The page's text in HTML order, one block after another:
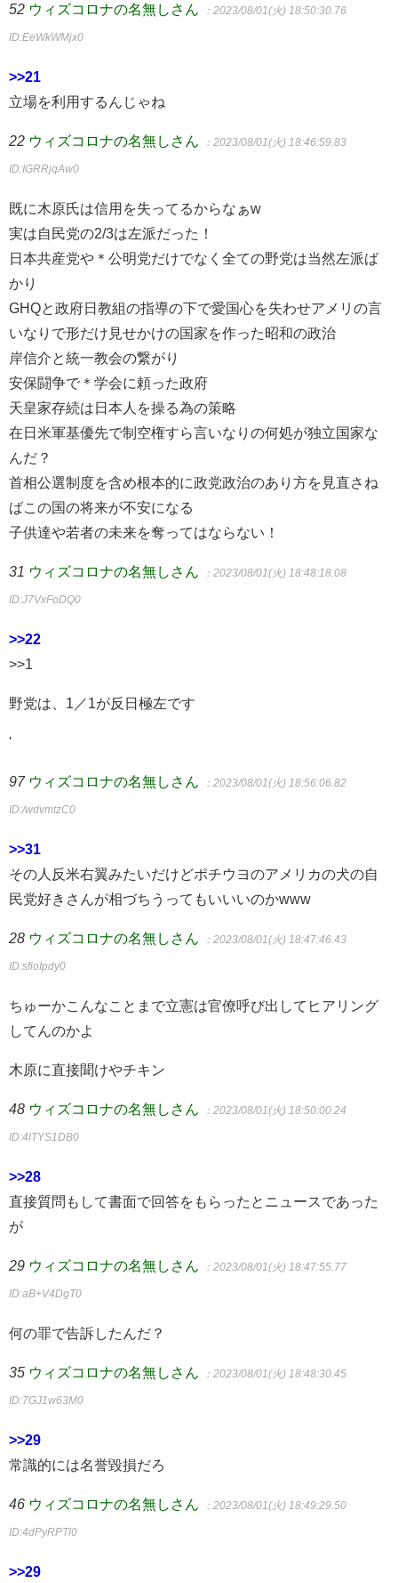
52 ウィズコロナの名無しさん ：2023/08/01(火) 18:50:30.76
ID:EeWkWMjx0
>>21
立場を利用するんじゃね
22 ウィズコロナの名無しさん ：2023/08/01(火) 18:46:59.83
ID:IGRRjqAw0
既に木原氏は信用を失ってるからなぁw
実は自民党の2/3は左派だった！
日本共産党や＊公明党だけでなく全ての野党は当然左派ば
かり
GHQと政府日教組の指導の下で愛国心を失わせアメリの言
いなりで形だけ見せかけの国家を作った昭和の政治
岸信介と統一教会の繋がり
安保闘争で＊学会に頼った政府
天皇家存続は日本人を操る為の策略
在日米軍基優先で制空権すら言いなりの何処が独立国家な
んだ？
首相公選制度を含め根本的に政党政治のあり方を見直さね
ばこの国の将来が不安になる
子供達や若者の未来を奪ってはならない！
31 ウィズコロナの名無しさん ：2023/08/01(火) 18:48:18.08
ID:J7VxFoDQ0
>>22
>>1
野党は、1／1が反日極左です
'
97 ウィズコロナの名無しさん ：2023/08/01(火) 18:56:06.82
ID:/wdvmtzC0
>>31
その人反米右翼みたいだけどポチウヨのアメリカの犬の自
民党好きさんが相づちうってもいいいのかwww
28 ウィズコロナの名無しさん ：2023/08/01(火) 18:47:46.43
ID:sfioIpdy0
ちゅーかこんなことまで立憲は官僚呼び出してヒアリング
してんのかよ
木原に直接聞けやチキン
48 ウィズコロナの名無しさん ：2023/08/01(火) 18:50:00.24
ID:4ITYS1DB0
>>28
直接質問もして書面で回答をもらったとニュースであった
が
29 ウィズコロナの名無しさん ：2023/08/01(火) 18:47:55.77
ID:aB+V4DgT0
何の罪で告訴したんだ？
35 ウィズコロナの名無しさん ：2023/08/01(火) 18:48:30.45
ID:7GJ1w63M0
>>29
常識的には名誉毀損だろ
46 ウィズコロナの名無しさん ：2023/08/01(火) 18:49:29.50
ID:4dPyRPTl0
>>29